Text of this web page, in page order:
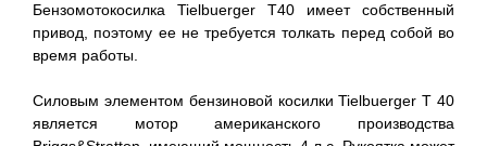
Бензомотокосилка Tielbuerger T40 имеет собственный
привод, поэтому ее не требуется толкать перед собой во
время работы.
Силовым элементом бензиновой косилки Tielbuerger T 40
является мотор американского производства